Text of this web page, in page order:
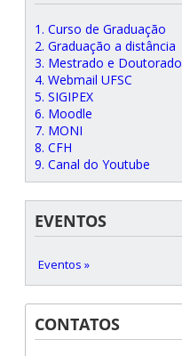
1. Curso de Graduação
2. Graduação a distância
3. Mestrado e Doutorado
4. Webmail UFSC
5. SIGIPEX
6. Moodle
7. MONI
8. CFH
9. Canal do Youtube
EVENTOS
Eventos »
CONTATOS